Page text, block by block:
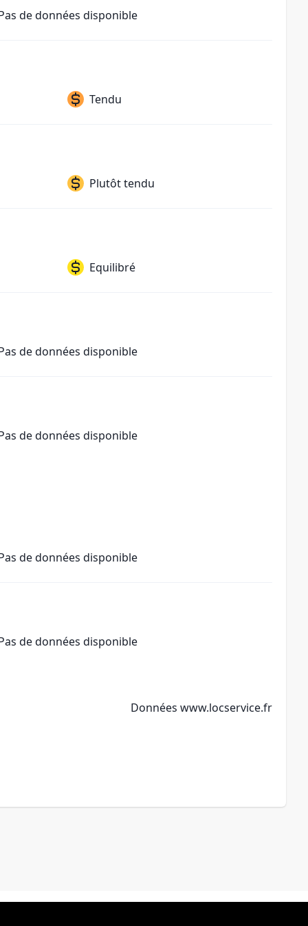
de données disponible
Tendu
Plutôt tendu
Equilibré
de données disponible
de données disponible
de données disponible
de données disponible
Données www.locservice.fr